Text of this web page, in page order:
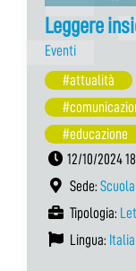
Leggere
Eventi
#attualità
#educazione
12/10/2024
Sede:
Tipologia:
Lingua: